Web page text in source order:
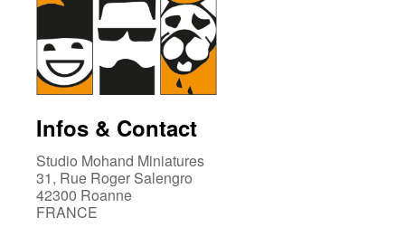
Infos & Contact
Studio Mohand Miniatures
31, Rue Roger Salengro
42300 Roanne
FRANCE